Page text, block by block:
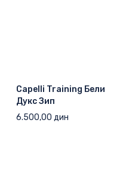
Capelli Training Бели
Дукс Зип
6.500,00 дин